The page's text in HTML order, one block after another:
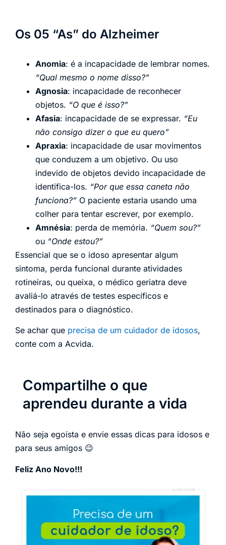
Os 05 “As” do Alzheimer
Anomia: é a incapacidade de lembrar nomes.
“Qual mesmo o nome disso?”
Agnosia: incapacidade de reconhecer
objetos. “O que é isso?”
Afasia: incapacidade de se expressar. “Eu
não consigo dizer o que eu quero”
Apraxia: incapacidade de usar movimentos
que conduzem a um objetivo. Ou uso
indevido de objetos devido incapacidade de
identifica-los. “Por que essa caneta não
funciona?” O paciente estaria usando uma
colher para tentar escrever, por exemplo.
Amnésia: perda de memória. “Quem sou?”
ou “Onde estou?”
Essencial que se o idoso apresentar algum
sintoma, perda funcional durante atividades
rotineiras, ou queixa, o médico geriatra deve
avaliá-lo através de testes específicos e
destinados para o diagnóstico.
Se achar que precisa de um cuidador de idosos,
conte com a Acvida.
Compartilhe o que
aprendeu durante a vida
Não seja egoísta e envie essas dicas para idosos e
para seus amigos 😉
Feliz Ano Novo!!!